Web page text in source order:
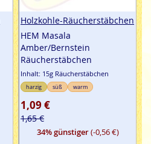
Holzkohle-Räucherstäbchen
HEM Masala
Amber/Bernstein
Räucherstäbchen
Inhalt: 15g Räucherstäbchen
harzig süß warm
1,09 €
1,65 €
34% günstiger(-0,56 €)